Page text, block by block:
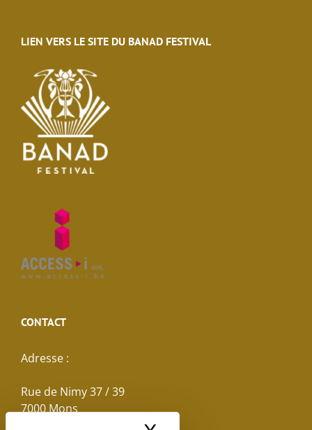
LIEN VERS LE SITE DU BANAD FESTIVAL
CONTACT
Adresse :
Rue de Nimy 37 / 39
7000 Mons